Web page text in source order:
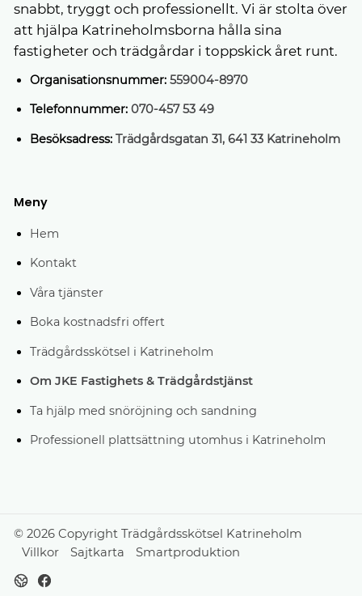
snabbt, tryggt och professionellt. Vi är stolta över
att hjälpa Katrineholmsborna hålla sina
fastigheter och trädgårdar i toppskick året runt.
Organisationsnummer: 559004-8970
Telefonnummer: 070-457 53 49
Besöksadress: Trädgårdsgatan 31, 641 33 Katrineholm
Meny
Hem
Kontakt
Våra tjänster
Boka kostnadsfri offert
Trädgårdsskötsel i Katrineholm
Om JKE Fastighets & Trädgårdstjänst
Ta hjälp med snöröjning och sandning
Professionell plattsättning utomhus i Katrineholm
© 2026 Copyright Trädgårdsskötsel Katrineholm
Villkor
Sajtkarta Smartproduktion